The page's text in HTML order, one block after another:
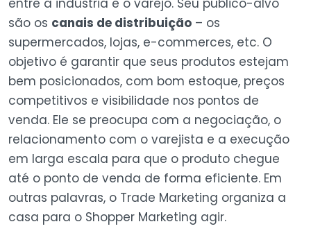
entre a indústria e o varejo. Seu público-alvo
são os canais de distribuição – os
supermercados, lojas, e-commerces, etc. O
objetivo é garantir que seus produtos estejam
bem posicionados, com bom estoque, preços
competitivos e visibilidade nos pontos de
venda. Ele se preocupa com a negociação, o
relacionamento com o varejista e a execução
em larga escala para que o produto chegue
até o ponto de venda de forma eficiente. Em
outras palavras, o Trade Marketing organiza a
casa para o Shopper Marketing agir.